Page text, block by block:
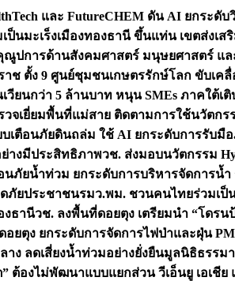
และ FutureCHEM ดัน AI ยกระ
ป็นมะเร็งเมืองทองธานี ขึ้นแท่น เขตส่งเ
ณูปการด้านสังคมศาสตร์ มนุษยศาสตร์
ช ตั้ง 9 ศูนย์ชุมชนเกษตรรักษ์โลก ขับเค
วียนกว่า 5 ล้านบาท หนุน SMEs ภาคใต้เ
วจเยี่ยมพื้นที่แม่สาย ติดตามการใช้นวัตก
เตือนภัยดินถล่ม ใช้ AI ยกระดับการรับมื
างมีประสิทธิภาพวช. ส่งมอบนวัตกรรม
นภัยน้ำท่วม ยกระดับการบริหารจัดการ
ภัยประชาชนรมว.พม. ชวนคนไทยร่วมเป็น
งธานีวช. ลงพื้นที่ดอยตุง เตรียมนำ “โดร
ยตุง ยกระดับการจัดการไฟป่าและฝุ่น
ง ลดเสี่ยงน้ำท่วมอย่างยั่งยืนมูลนิธิธรรม
” ต้องไม่พัฒนาแบบแยกส่วน วีเอ็นยู เอเ